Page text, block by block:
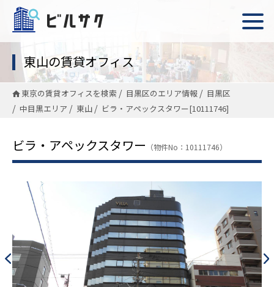
東山の賃貸オフィス
東京の賃貸オフィスを検索 目黒区のエリア情報
目黒区
中目黒エリア
東山 ビラ・アペックスタワー[10111746]
ビラ・アペックスタワー （物件No：10111746）